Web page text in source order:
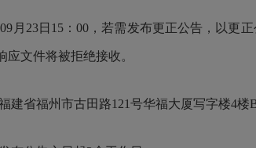
23日15：00，若需发布更正公告，以更
文件将被拒绝接收。
省福州市古田路121号华福大厦写字楼4楼